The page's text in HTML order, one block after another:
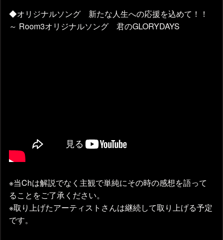
◆オリジナルソング 新たな人生への応援を込めて！！
～ Room3オリジナルソング 君のGLORYDAYS
※当Chは解説でなく主観で単純にその時の感想を語って
ることをご了承ください。
※取り上げたアーティストさんは継続して取り上げる予定
です。